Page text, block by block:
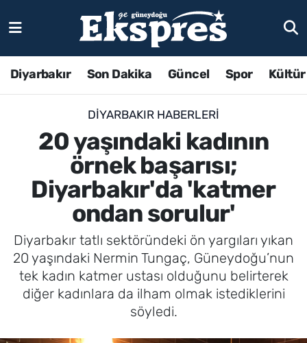
Diyarbakır Son Dakika Güncel Spor
DIYARBAKIR HABERLERI
20 yaşındaki kadının
örnek başarısı;
Diyarbakır'da 'katmer
ondan sorulur'
Diyarbakır tatlı sektöründeki ön yargıları yıkan
20 yaşındaki Nermin Tungaç, Güneydoğu’nun
tek kadın katmer ustası olduğunu belirterek
diğer kadınlara da ilham olmak istediklerini
söyledi.